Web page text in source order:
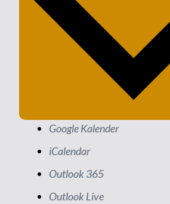
Google Kalender
iCalendar
Outlook 365
Outlook Live